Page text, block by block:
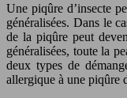
Une piqûre d’insecte
généralisées. Dans le
de la piqûre peut
généralisées, toute la
deux types de
allergique à une piqûre